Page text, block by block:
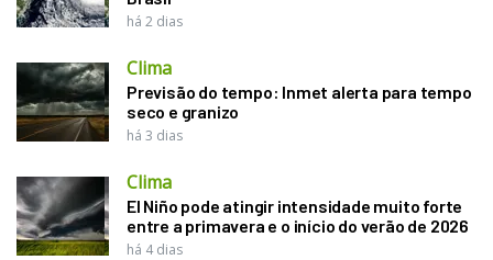
há 2 dias
Clima
Previsão do tempo: Inmet alerta para tempo
seco e granizo
há 3 dias
Clima
El Niño pode atingir intensidade muito forte
entre a primavera e o início do verão de 2026
há 4 dias